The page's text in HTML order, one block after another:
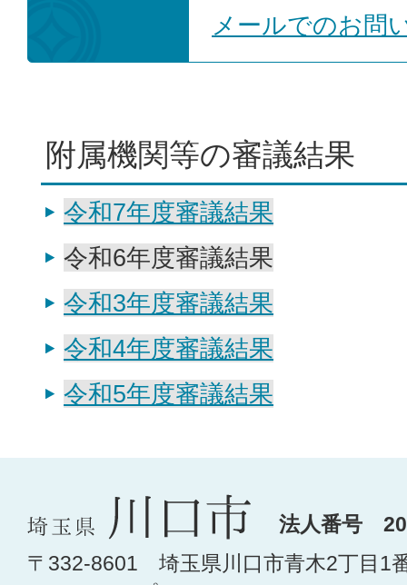
メールでのお問
附属機関等の審議結果
令和7年度審議結果
令和6年度審議結果
令和3年度審議結果
令和4年度審議結果
令和5年度審議結果
法人番号
〒332-8601 埼玉県川口市青木2丁目1